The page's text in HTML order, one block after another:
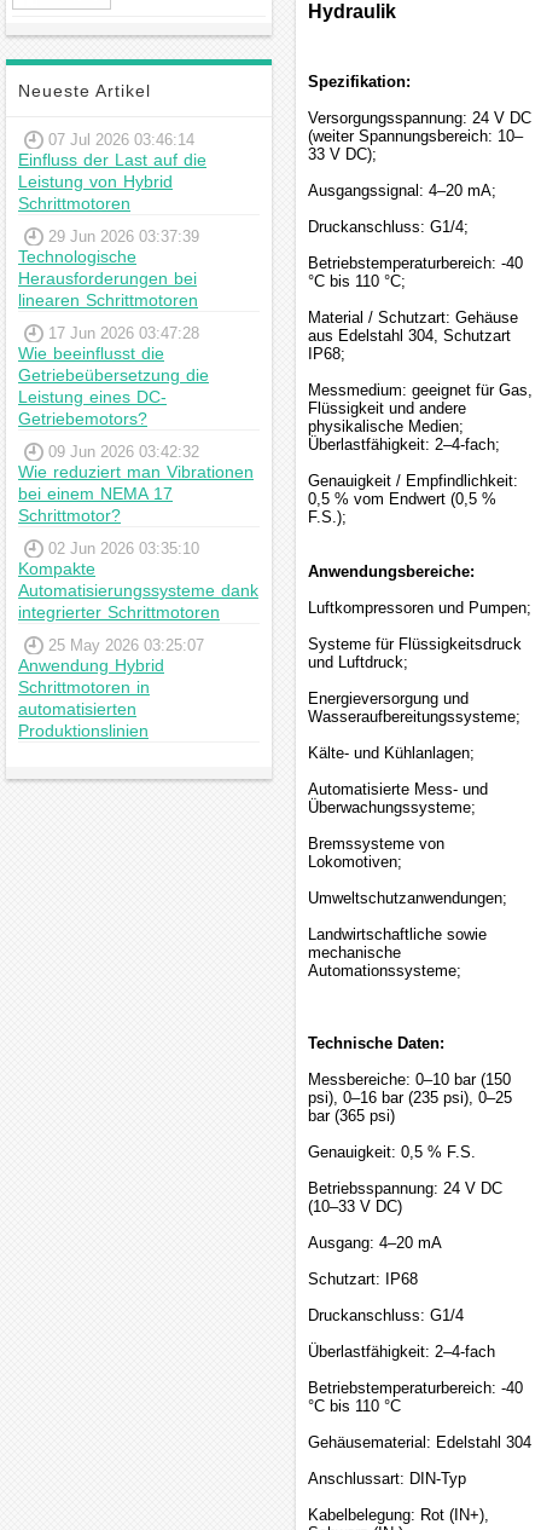
Neueste Artikel
07 Jul 2026 03:46:14
Einfluss der Last auf die
Leistung von Hybrid
Schrittmotoren
29 Jun 2026 03:37:39
Technologische
Herausforderungen bei
linearen Schrittmotoren
17 Jun 2026 03:47:28
Wie beeinflusst die
Getriebeübersetzung die
Leistung eines DC-
Getriebemotors?
09 Jun 2026 03:42:32
Wie reduziert man Vibrationen
bei einem NEMA 17
Schrittmotor?
02 Jun 2026 03:35:10
Kompakte
Automatisierungssysteme dank
integrierter Schrittmotoren
25 May 2026 03:25:07
Anwendung Hybrid
Schrittmotoren in
automatisierten
Produktionslinien
Hydraulik
Spezifikation:
Versorgungsspannung: 24 V DC
(weiter Spannungsbereich: 10–
33 V DC);
Ausgangssignal: 4–20 mA;
Druckanschluss: G1/4;
Betriebstemperaturbereich: -40
°C bis 110 °C;
Material / Schutzart: Gehäuse
aus Edelstahl 304, Schutzart
IP68;
Messmedium: geeignet für Gas,
Flüssigkeit und andere
physikalische Medien;
Überlastfähigkeit: 2–4-fach;
Genauigkeit / Empfindlichkeit:
0,5 % vom Endwert (0,5 %
F.S.);
Anwendungsbereiche:
Luftkompressoren und Pumpen;
Systeme für Flüssigkeitsdruck
und Luftdruck;
Energieversorgung und
Wasseraufbereitungssysteme;
Kälte- und Kühlanlagen;
Automatisierte Mess- und
Überwachungssysteme;
Bremssysteme von
Lokomotiven;
Umweltschutzanwendungen;
Landwirtschaftliche sowie
mechanische
Automationssysteme;
Technische Daten:
Messbereiche: 0–10 bar (150
psi), 0–16 bar (235 psi), 0–25
bar (365 psi)
Genauigkeit: 0,5 % F.S.
Betriebsspannung: 24 V DC
(10–33 V DC)
Ausgang: 4–20 mA
Schutzart: IP68
Druckanschluss: G1/4
Überlastfähigkeit: 2–4-fach
Betriebstemperaturbereich: -40
°C bis 110 °C
Gehäusematerial: Edelstahl 304
Anschlussart: DIN-Typ
Kabelbelegung: Rot (IN+),